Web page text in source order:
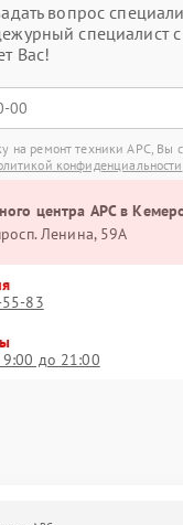
вопрос
специалист
Вас!
на ремонт техники APC, Вы
конфиденциальности
центра APC в
Ленина, 59А
83
до 21:00